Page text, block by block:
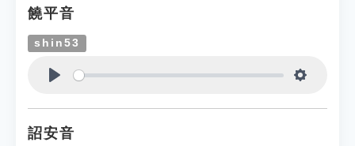
饒平音
shin53
詔安音